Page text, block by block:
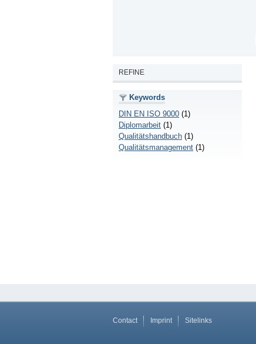
REFINE
Keywords
DIN EN ISO 9000 (1)
Diplomarbeit (1)
Qualitätshandbuch (1)
Qualitätsmanagement (1)
Contact Imprint Sitelinks